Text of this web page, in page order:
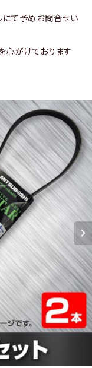
て予めお問合せい
心がけております